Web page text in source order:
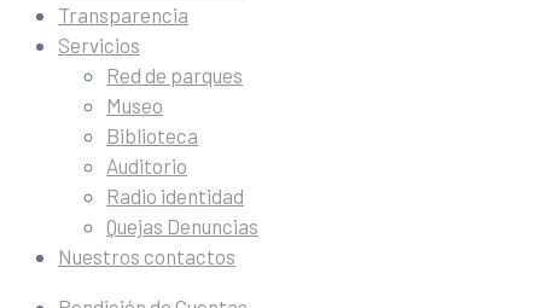
Transparencia
Servicios
Red de parques
Museo
Biblioteca
Auditorio
Radio identidad
Quejas Denuncias
Nuestros contactos